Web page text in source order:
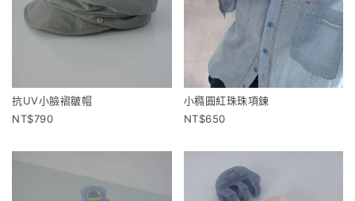
抗UV小臉褶皺帽
790
小橢圓紅珠珠項鍊
650